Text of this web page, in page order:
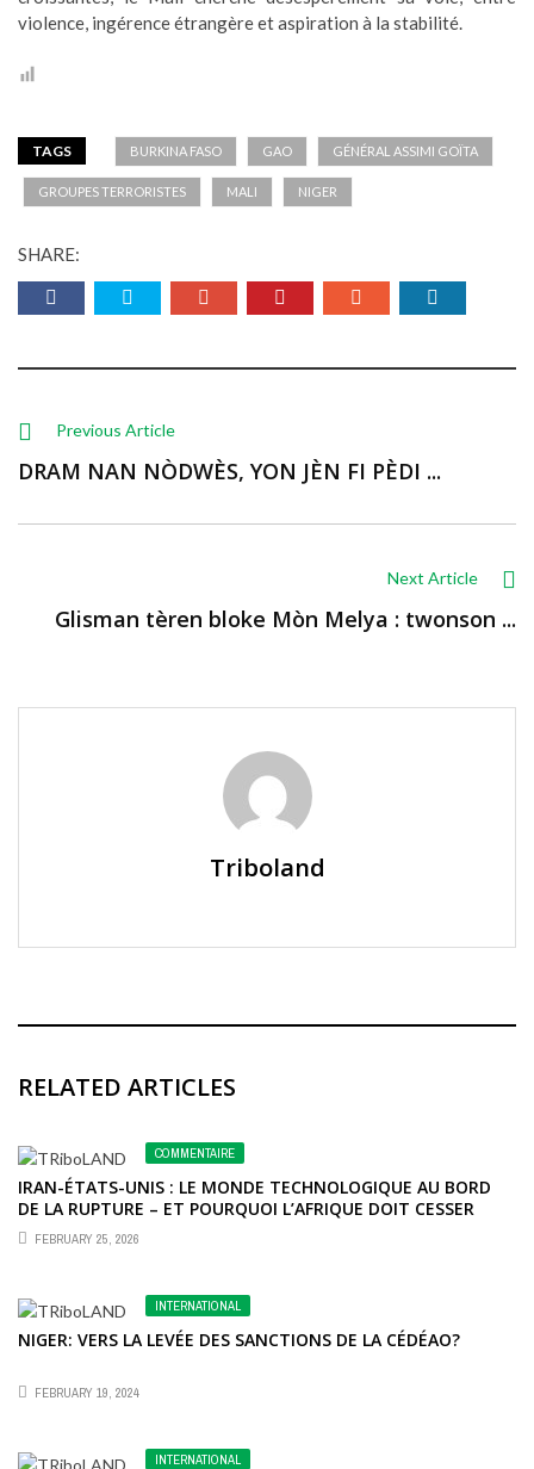
violence, ingérence étrangère et aspiration à la stabilité.
TAGS BURKINA FASO GAO GÉNÉRAL ASSIMI GOÏTA
GROUPES TERRORISTES MALI NIGER
SHARE:
Previous Article
DRAM NAN NÒDWÈS, YON JÈN FI PÈDI ...
Next Article
Glisman tèren bloke Mòn Melya : twonson ...
Triboland
RELATED ARTICLES
COMMENTAIRE
IRAN-ÉTATS-UNIS : LE MONDE TECHNOLOGIQUE AU BORD
DE LA RUPTURE – ET POURQUOI L’AFRIQUE DOIT CESSER
D’ÊTRE LA VARIABLE D’AJUSTEMENT DE L’HISTOIRE
FEBRUARY 25, 2026
INTERNATIONAL
NIGER: VERS LA LEVÉE DES SANCTIONS DE LA CÉDÉAO?
FEBRUARY 19, 2024
INTERNATIONAL